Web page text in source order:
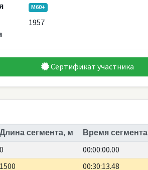
M60+
1957
Сертификат участника
Длина сегмента, м Время сегмента
0 00:00:00.00
1500 00:30:13.48